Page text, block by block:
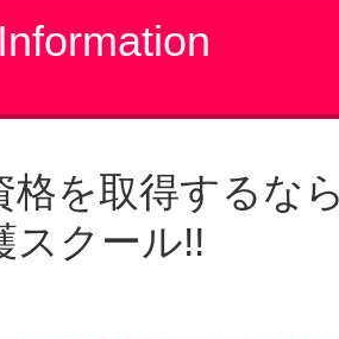
格を取得するな
スクール!!